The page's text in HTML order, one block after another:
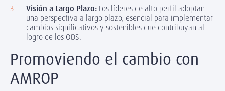
Visión a Largo Plazo: Los líderes de alto perfil adoptan
una perspectiva a largo plazo, esencial para implementar
cambios significativos y sostenibles que contribuyan al
logro de los ODS.
Promoviendo el cambio con
AMROP